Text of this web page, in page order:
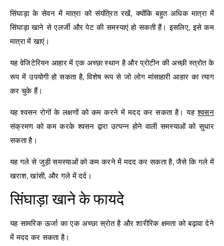
सिंघाड़ा के सेवन में मात्रा को संयंत्रित रखें, क्योंकि बहुत अधिक मात्रा में
सिंघाड़ा खाने से एलर्जी और पेट की समस्याएं हो सकती हैं। इसलिए, इसे कम
मात्रा में खाएं।
यह वेजिटेरियन आहार में एक अच्छा स्थान है और प्रोटीन की अच्छी स्त्रोत के
रूप में उपयोगी हो सकता है, विशेष रूप से जो लोग मांसाहारी आहार का त्याग
कर चुके हैं।
यह श्वसन रोगों के लक्षणों को कम करने में मदद कर सकता है। यहश्वसन
संक्रमण को कम करके श्वसन द्वारा उत्पन्न होने वाली समस्याओं को सुधार
सकता है।
यह गले से जुड़ी समस्याओं को कम करने में मदद कर सकता है, जैसे कि गले में
खराश, खांसी, और गले में दर्द।
सिंघाड़ा खाने के फायदे
यह सामरिक ऊर्जा का एक अच्छा स्रोत है और शारीरिक क्षमता को बढ़ावा देने
में मदद कर सकता है।